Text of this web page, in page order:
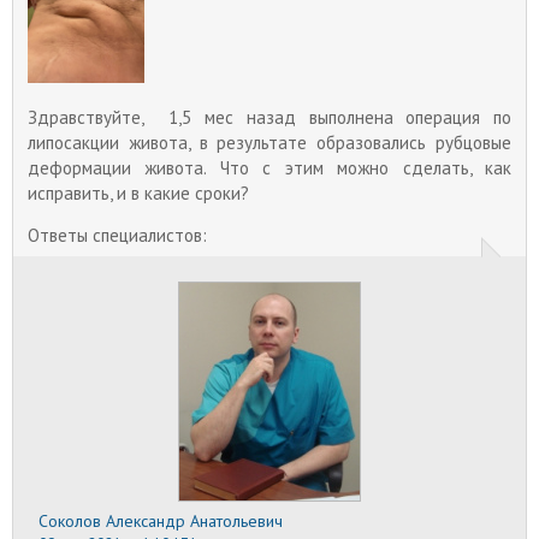
сайты, которыми заполонен российский интернет,
публикуют «достоверные» статьи, где детально
описываются преимущества домашней
липосакции, которую якобы можно провести
самой.
Здравствуйте, 1,5 мес назад выполнена операция по
липосакции живота, в результате образовались рубцовые
деформации живота. Что с этим можно сделать, как
исправить, и в какие сроки?
Ответы специалистов:
Соколов Александр Анатольевич